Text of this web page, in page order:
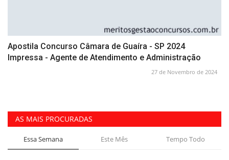
Apostila Concurso Câmara de Guaíra - SP 2024
Impressa - Agente de Atendimento e Administração
27 de Novembro de 2024
AS MAIS PROCURADAS
Essa Semana Este Mês Tempo Todo